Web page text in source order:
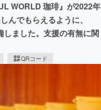
WORLD 珈琲』が2022年
んでもらえるように、
しました。支援の有無に関
QRコード